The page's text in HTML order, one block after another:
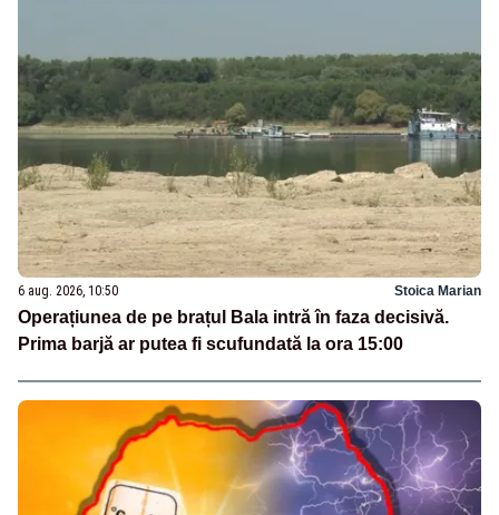
6 aug. 2026, 10:50 Stoica Marian
Operațiunea de pe brațul Bala intră în faza decisivă.
Prima barjă ar putea fi scufundată la ora 15:00